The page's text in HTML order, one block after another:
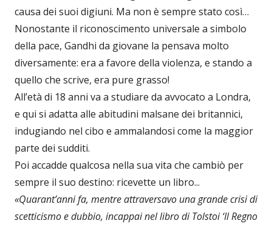
causa dei suoi digiuni. Ma non è sempre stato così…
Nonostante il riconoscimento universale a simbolo
della pace, Gandhi da giovane la pensava molto
diversamente: era a favore della violenza, e stando a
quello che scrive, era pure grasso!
All’età di 18 anni va a studiare da avvocato a Londra,
e qui si adatta alle abitudini malsane dei britannici,
indugiando nel cibo e ammalandosi come la maggior
parte dei sudditi.
Poi accadde qualcosa nella sua vita che cambiò per
sempre il suo destino: ricevette un libro...
«Quarant’anni fa, mentre attraversavo una grande crisi di
scetticismo e dubbio, incappai nel libro di Tolstoi ‘Il Regno